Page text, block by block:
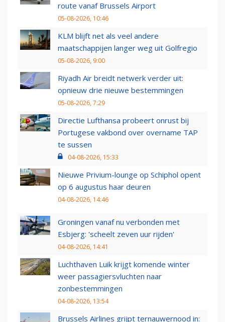
route vanaf Brussels Airport
05-08-2026, 10:46
KLM blijft net als veel andere
maatschappijen langer weg uit Golfregio
05-08-2026, 9:00
Riyadh Air breidt netwerk verder uit:
opnieuw drie nieuwe bestemmingen
05-08-2026, 7:29
Directie Lufthansa probeert onrust bij
Portugese vakbond over overname TAP
te sussen
04-08-2026, 15:33
Nieuwe Privium-lounge op Schiphol opent
op 6 augustus haar deuren
04-08-2026, 14:46
Groningen vanaf nu verbonden met
Esbjerg: 'scheelt zeven uur rijden'
04-08-2026, 14:41
Luchthaven Luik krijgt komende winter
weer passagiersvluchten naar
zonbestemmingen
04-08-2026, 13:54
Brussels Airlines grijpt ternauwernood in: